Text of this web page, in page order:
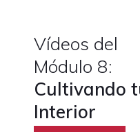
Vídeos del
Módulo 8:
Cultivando
Interior